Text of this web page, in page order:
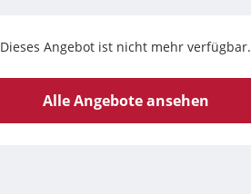
Dieses Angebot ist nicht mehr verfügbar.
Alle Angebote ansehen